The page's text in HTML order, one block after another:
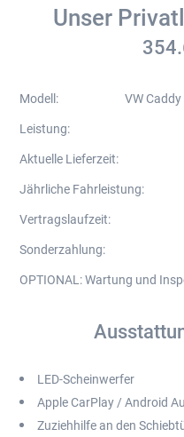
Unser
Modell:
VW Caddy
Leistung:
Aktuelle Lieferzeit:
Jährliche Fahrleistung:
Vertragslaufzeit:
Sonderzahlung:
OPTIONAL: Wartung und
LED-Scheinwerfer
Apple CarPlay / Android
Zuziehhilfe an den